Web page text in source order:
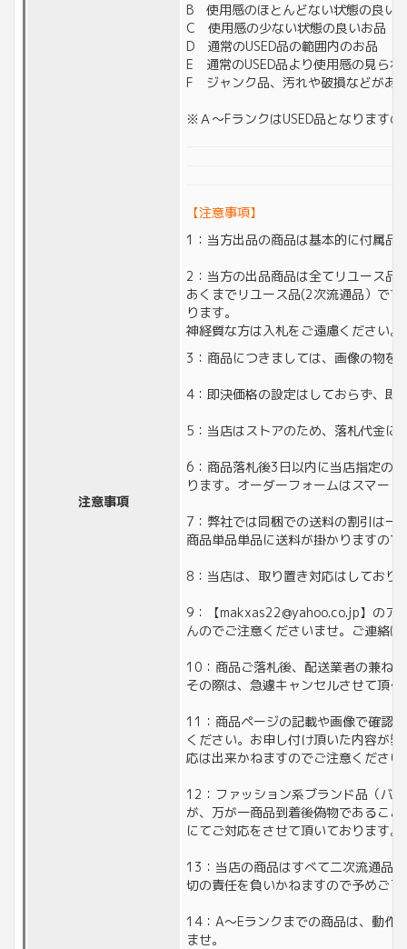
注意事項
B 使用感のほとんどない状態の良い
C 使用感の少ない状態の良いお品
D 通常のUSED品の範囲内のお品
E 通常のUSED品より使用感の見られ
F ジャンク品、汚れや破損などがあ
※Ａ～FランクはUSED品となります
【注意事項】
1：当方出品の商品は基本的に付属品
2：当方の出品商品は全てリユース品
あくまでリユース品(2次流通品）で
ります。
神経質な方は入札をご遠慮ください。
3：商品につきましては、画像の物を
4：即決価格の設定はしておらず、即
5：当店はストアのため、落札代金に
6：商品落札後3日以内に当店指定の
ります。オーダーフォームはスマー
7：弊社では同梱での送料の割引は一
商品単品単品に送料が掛かりますの
8：当店は、取り置き対応はしており
9：【makxas22@yahoo.co.jp】のア
んのでご注意くださいませ。ご連絡
10：商品ご落札後、配送業者の兼ね
その際は、急遽キャンセルさせて頂
11：商品ページの記載や画像で確認
ください。お申し付け頂いた内容が
応は出来かねますのでご注意ください
12：ファッション系ブランド品（バ
が、万が一商品到着後偽物であるこ
にてご対応をさせて頂いております。
13：当店の商品はすべて二次流通品
切の責任を負いかねますので予めご了
14：A〜Eランクまでの商品は、動作
ませ。